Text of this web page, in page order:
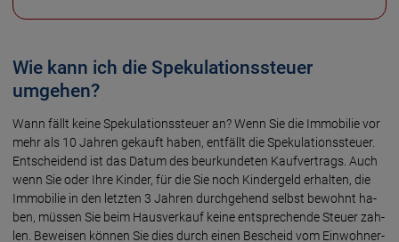
Wie kann ich die Spekulationssteuer
umgehen?
Wann fällt keine Speku­la­tions­steuer an? Wenn Sie die Immo­bilie vor
mehr als 10 Jah­ren ge­kauft ha­ben, ent­fällt die Spe­kula­tions­steuer.
Ent­schei­dend ist das Da­tum des beur­kun­de­ten Kauf­ver­trags. Auch
wenn Sie oder Ihre Kin­der, für die Sie noch Kin­der­geld er­hal­ten, die
Immo­bilie in den letz­ten 3 Jah­ren durch­ge­hend selbst be­wohnt ha­
ben, müs­sen Sie beim Haus­ver­kauf keine ent­sprechen­de Steuer zah­
len. Be­wei­sen kön­nen Sie dies durch einen Be­scheid vom Ein­woh­ner­